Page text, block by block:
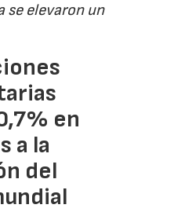
se elevaron un
en
a la
del